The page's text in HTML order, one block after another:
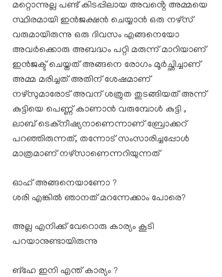
മറ്റൊന്നുല്ല പണ്ട് കിടപ്പിലായ അവൻ്റെ അമ്മയെ
സ്ഥിരമായി ഇൻജക്ഷൻ ചെയ്യാൻ ഒരു നഴ്സ്
വരുമായിരുന്നു ഒരു ദിവസം എങ്ങനെയോ
അവർക്കൊരു അബദ്ധം പറ്റി മരുന്ന് മാറിയാണ്
ഇൻജക്ട് ചെയ്തത് അങ്ങനെ രോഗം മൂർച്ഛിച്ചാണ്
അമ്മ മരിച്ചത് അതിന് ശേഷമാണ്
നഴ്സുമാരോട് അവന് ശത്രുത തുടങ്ങിയത് അന്ന്
കുട്ടിയെ പെണ്ണ് കാണാൻ വരുമ്പോൾ കുട്ടി ,
ലാബ് ടെക്നീഷ്യനാണെന്നാണ് ബ്രോക്കറ്
പറഞ്ഞിരുന്നത്, തന്നോട് സംസാരിച്ചപ്പോൾ
മാത്രമാണ് നഴ്സാണെന്നറിയുന്നത്
ഓഹ് അങ്ങനെയാണോ ?
ശരി എങ്കിൽ ഞാനത് മറന്നേക്കാം പോരെ?
അല്ല എനിക്ക് വേറൊരു കാര്യം കൂടി
പറയാനുണ്ടായിരുന്നു
ങ്ഹേ ഇനി എന്ത് കാര്യം ?